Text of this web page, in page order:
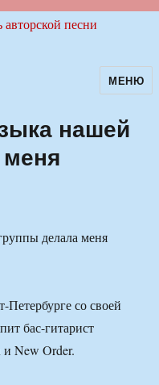
авторскойМЕНЮ
нашей
со своей
бас-гитарист
New Order.